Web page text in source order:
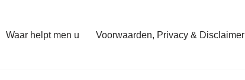
Waar helpt men u Voorwaarden, Privacy & Disclaimer